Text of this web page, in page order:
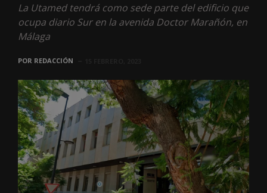
La Utamed tendrá como sede parte del edificio que
ocupa diario Sur en la avenida Doctor Marañón, en
Málaga
POR REDACCIÓN